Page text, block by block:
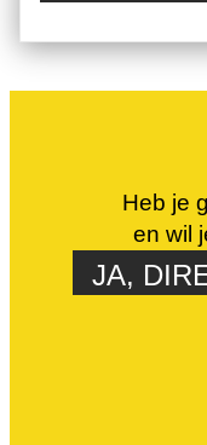
Heb je
en wil
JA,